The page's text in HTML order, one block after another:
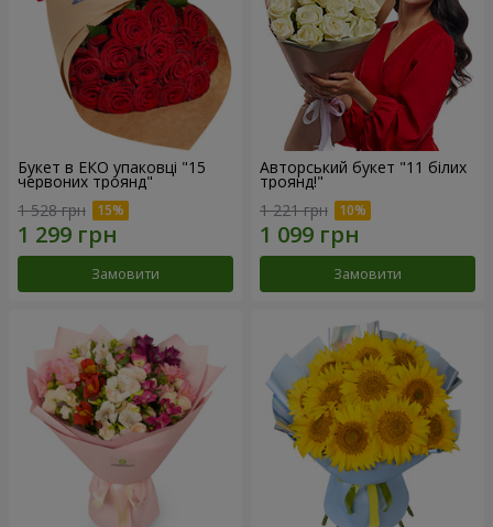
Букет в ЕКО упаковці "15
червоних троянд"
1 528 грн
Замовити
Авторський букет "11 білих
троянд!"
1 221 грн
Замовити